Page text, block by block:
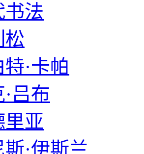
书法
松
·卡帕
吕布
里亚
·伊斯兰